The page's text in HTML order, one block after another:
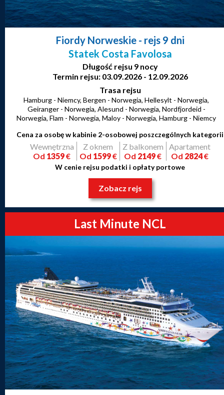
Fiordy Norweskie- rejs 9 dni
Statek Costa Favolosa
Długość rejsu 9 nocy
Termin rejsu: 03.09.2026 - 12.09.2026
Trasa rejsu
Hamburg - Niemcy, Bergen - Norwegia, Hellesylt - Norwegia,
Geiranger - Norwegia, Alesund - Norwegia, Nordfjordeid -
Norwegia, Flam - Norwegia, Maloy - Norwegia, Hamburg - Niemcy
Cena za osobę w kabinie 2-osobowej poszczególnych kategorii
Wewnętrzna
Od 1359€
Z oknem
Od 1599€
Z balkonem
Od 2149€
Apartament
Od 2824€
W cenie rejsu podatki i opłaty portowe
Zobacz rejs
Last Minute NCL